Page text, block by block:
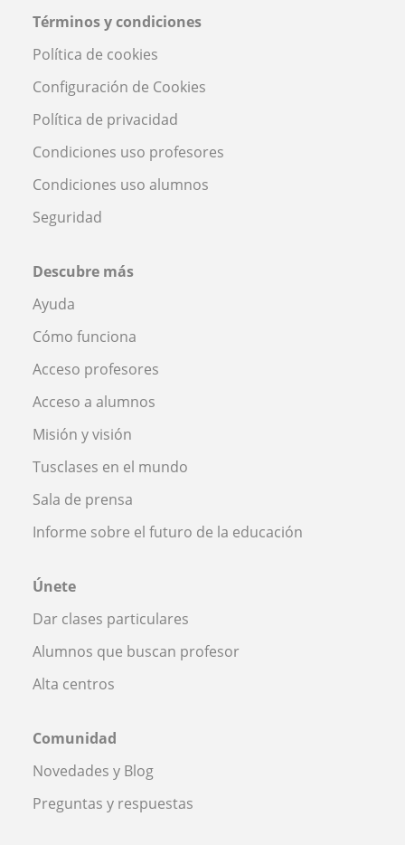
Términos y condiciones
Política de cookies
Configuración de Cookies
Política de privacidad
Condiciones uso profesores
Condiciones uso alumnos
Seguridad
Descubre más
Ayuda
Cómo funciona
Acceso profesores
Acceso a alumnos
Misión y visión
Tusclases en el mundo
Sala de prensa
Informe sobre el futuro de la educación
Únete
Dar clases particulares
Alumnos que buscan profesor
Alta centros
Comunidad
Novedades y Blog
Preguntas y respuestas